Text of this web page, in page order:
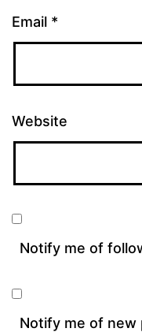
Email *
Website
Notify me of
Notify me of new